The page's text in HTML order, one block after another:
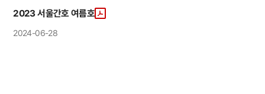
2023 서울간호 여름호
2024-06-28